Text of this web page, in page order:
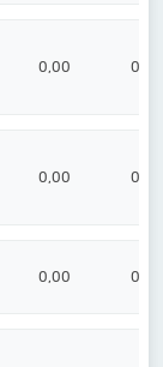
0,00 0,00
0,00 0,00
0,00 0,00